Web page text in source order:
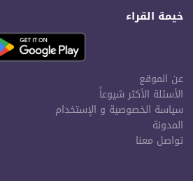
خيمة القراء
عن الموقع
الأسئلة الأكثر شيوعاً
سياسة الخصوصية و الإستخدام
المدونة
تواصل معنا